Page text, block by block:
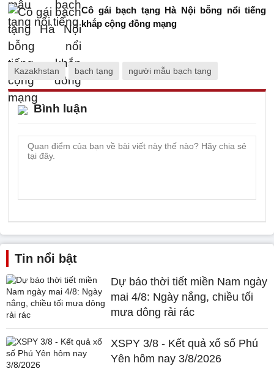
Cô gái bạch tạng Hà Nội bỗng nổi tiếng
khắp cộng đồng mạng
Kazakhstan bạch tạng người mẫu bạch tạng
Bình luận
Tin nổi bật
Dự báo thời tiết miền Nam ngày
mai 4/8: Ngày nắng, chiều tối
mưa dông rải rác
XSPY 3/8 - Kết quả xổ số Phú
Yên hôm nay 3/8/2026